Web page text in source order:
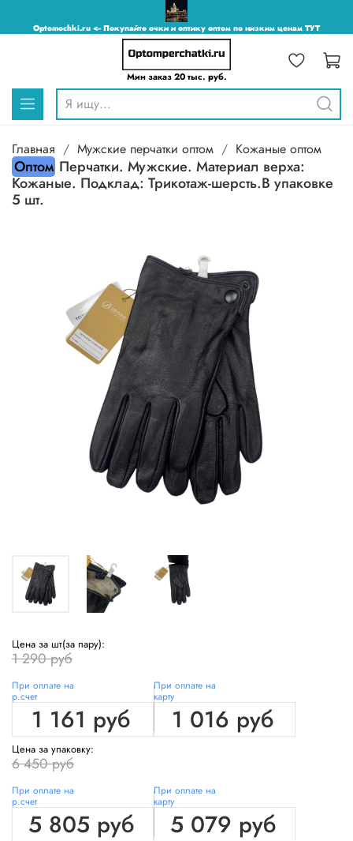
Optomochki.ru <-- Покупайте очки и оптику оптом по низким ценам ТУТ
Мин заказ 20 тыс. руб.
Главная Мужские перчатки оптом Кожаные оптом
Оптом Перчатки. Мужские. Материал верха:
Кожаные. Подклад: Трикотаж-шерсть.В упаковке
5 шт.
Цена за шт(за пару):
1 290 руб
При оплате на
р.счет
1 161 руб
При оплате на
карту
1 016 руб
Цена за упаковку:
6 450 руб
При оплате на
р.счет
5 805 руб
При оплате на
карту
5 079 руб